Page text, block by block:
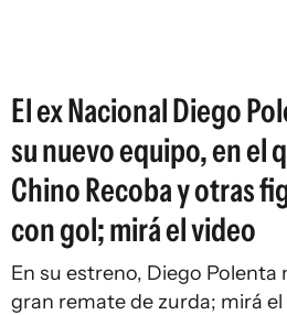
El ex Nacional Diego
su nuevo equipo, en el
Chino Recoba y otras
con gol; mirá el video
En su estreno, Diego
gran remate de zurda; mirá el